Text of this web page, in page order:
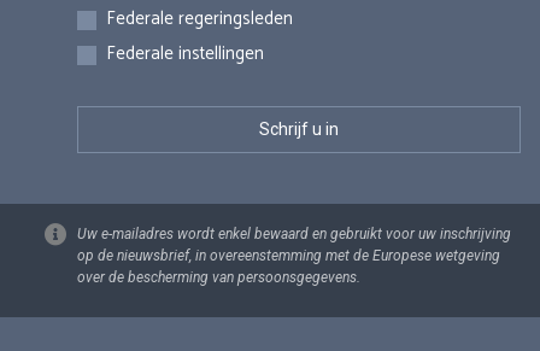
Federale regeringsleden
Federale instellingen
Uw e-mailadres wordt enkel bewaard en gebruikt voor uw inschrijving
op de nieuwsbrief, in overeenstemming met de Europese wetgeving
over de bescherming van persoonsgegevens.